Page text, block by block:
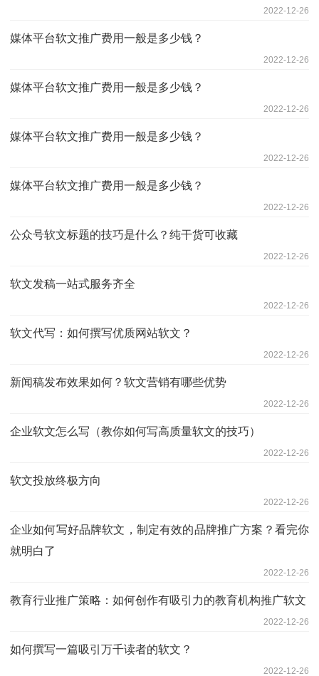
2022-12-26
媒体平台软文推广费用一般是多少钱？
2022-12-26
媒体平台软文推广费用一般是多少钱？
2022-12-26
媒体平台软文推广费用一般是多少钱？
2022-12-26
媒体平台软文推广费用一般是多少钱？
2022-12-26
公众号软文标题的技巧是什么？纯干货可收藏
2022-12-26
软文发稿一站式服务齐全
2022-12-26
软文代写：如何撰写优质网站软文？
2022-12-26
新闻稿发布效果如何？软文营销有哪些优势
2022-12-26
企业软文怎么写（教你如何写高质量软文的技巧）
2022-12-26
软文投放终极方向
2022-12-26
企业如何写好品牌软文，制定有效的品牌推广方案？看完你
就明白了
2022-12-26
教育行业推广策略：如何创作有吸引力的教育机构推广软文
2022-12-26
如何撰写一篇吸引万千读者的软文？
2022-12-26